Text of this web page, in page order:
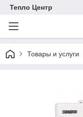
Тепло Центр
Товары и услуги